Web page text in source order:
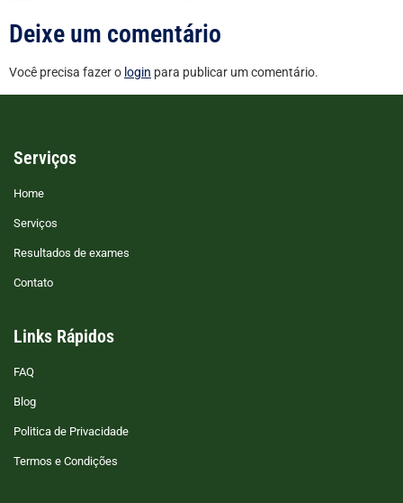
Deixe um comentário
Você precisa fazer o login para publicar um comentário.
Serviços
Home
Serviços
Resultados de exames
Contato
Links Rápidos
FAQ
Blog
Politica de Privacidade
Termos e Condições